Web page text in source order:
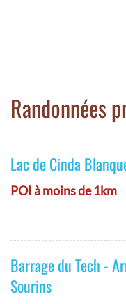
Randonnées
Lac de Cinda
POI à moins de 1km
Barrage du Tech -
Sourins